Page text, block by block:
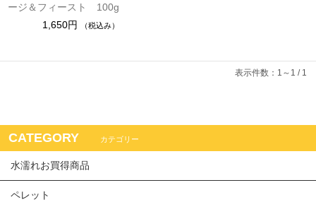
ージ＆フィースト 100g
1,650円
（税込み）
表示件数：1～1 / 1
CATEGORY カテゴリー
水濡れお買得商品
ペレット